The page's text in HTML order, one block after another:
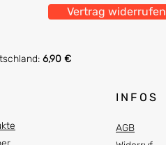
Vertrag widerrufen
6,90 €
INFOS
AGB